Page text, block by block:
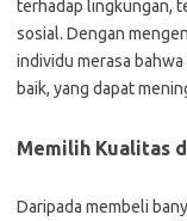
terhadap lingkungan,
sosial. Dengan
individu merasa
baik, yang dapat
Memilih Kualitas
Daripada membeli